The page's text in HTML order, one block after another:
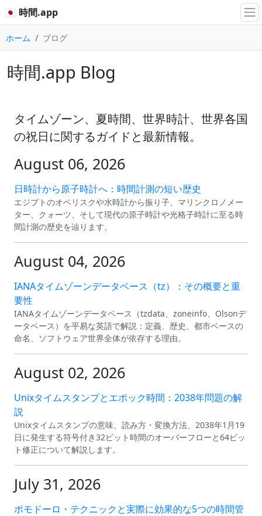
🇯🇵 時間.app
ホーム ブログ
時間.app Blog
タイムゾーン、夏時間、世界時計、世界各国
の祝日に関するガイドと最新情報。
August 06, 2026
日時計から原子時計へ：時間計測の短い歴史
エジプトのオベリスクや水時計から振り子、マリンクロノメー
ター、クォーツ、そして現代の原子時計や光格子時計に至る時
間計測の歴史を辿ります。
August 04, 2026
IANAタイムゾーンデータベース（tz）：その概要と重
要性
IANAタイムゾーンデータベース（tzdata、zoneinfo、Olsonデ
ータベース）を平易な英語で解説：定義、歴史、都市ベースの
命名、ソフトウェア世界全体が依存する理由。
August 02, 2026
Unixタイムスタンプとエポック時間：2038年問題の解
説
Unixタイムスタンプの意味、読み方・変換方法、2038年1月19
日に発生する符号付き32ビット時間のオーバーフローと64ビッ
ト修正について解説します。
July 31, 2026
ポモドーロ・テクニックと実際に効果的な5つの時間管